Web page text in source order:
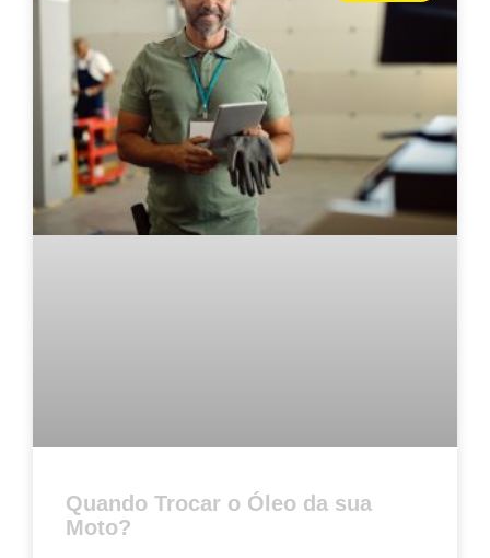
Quando Trocar o Óleo da sua
Moto?